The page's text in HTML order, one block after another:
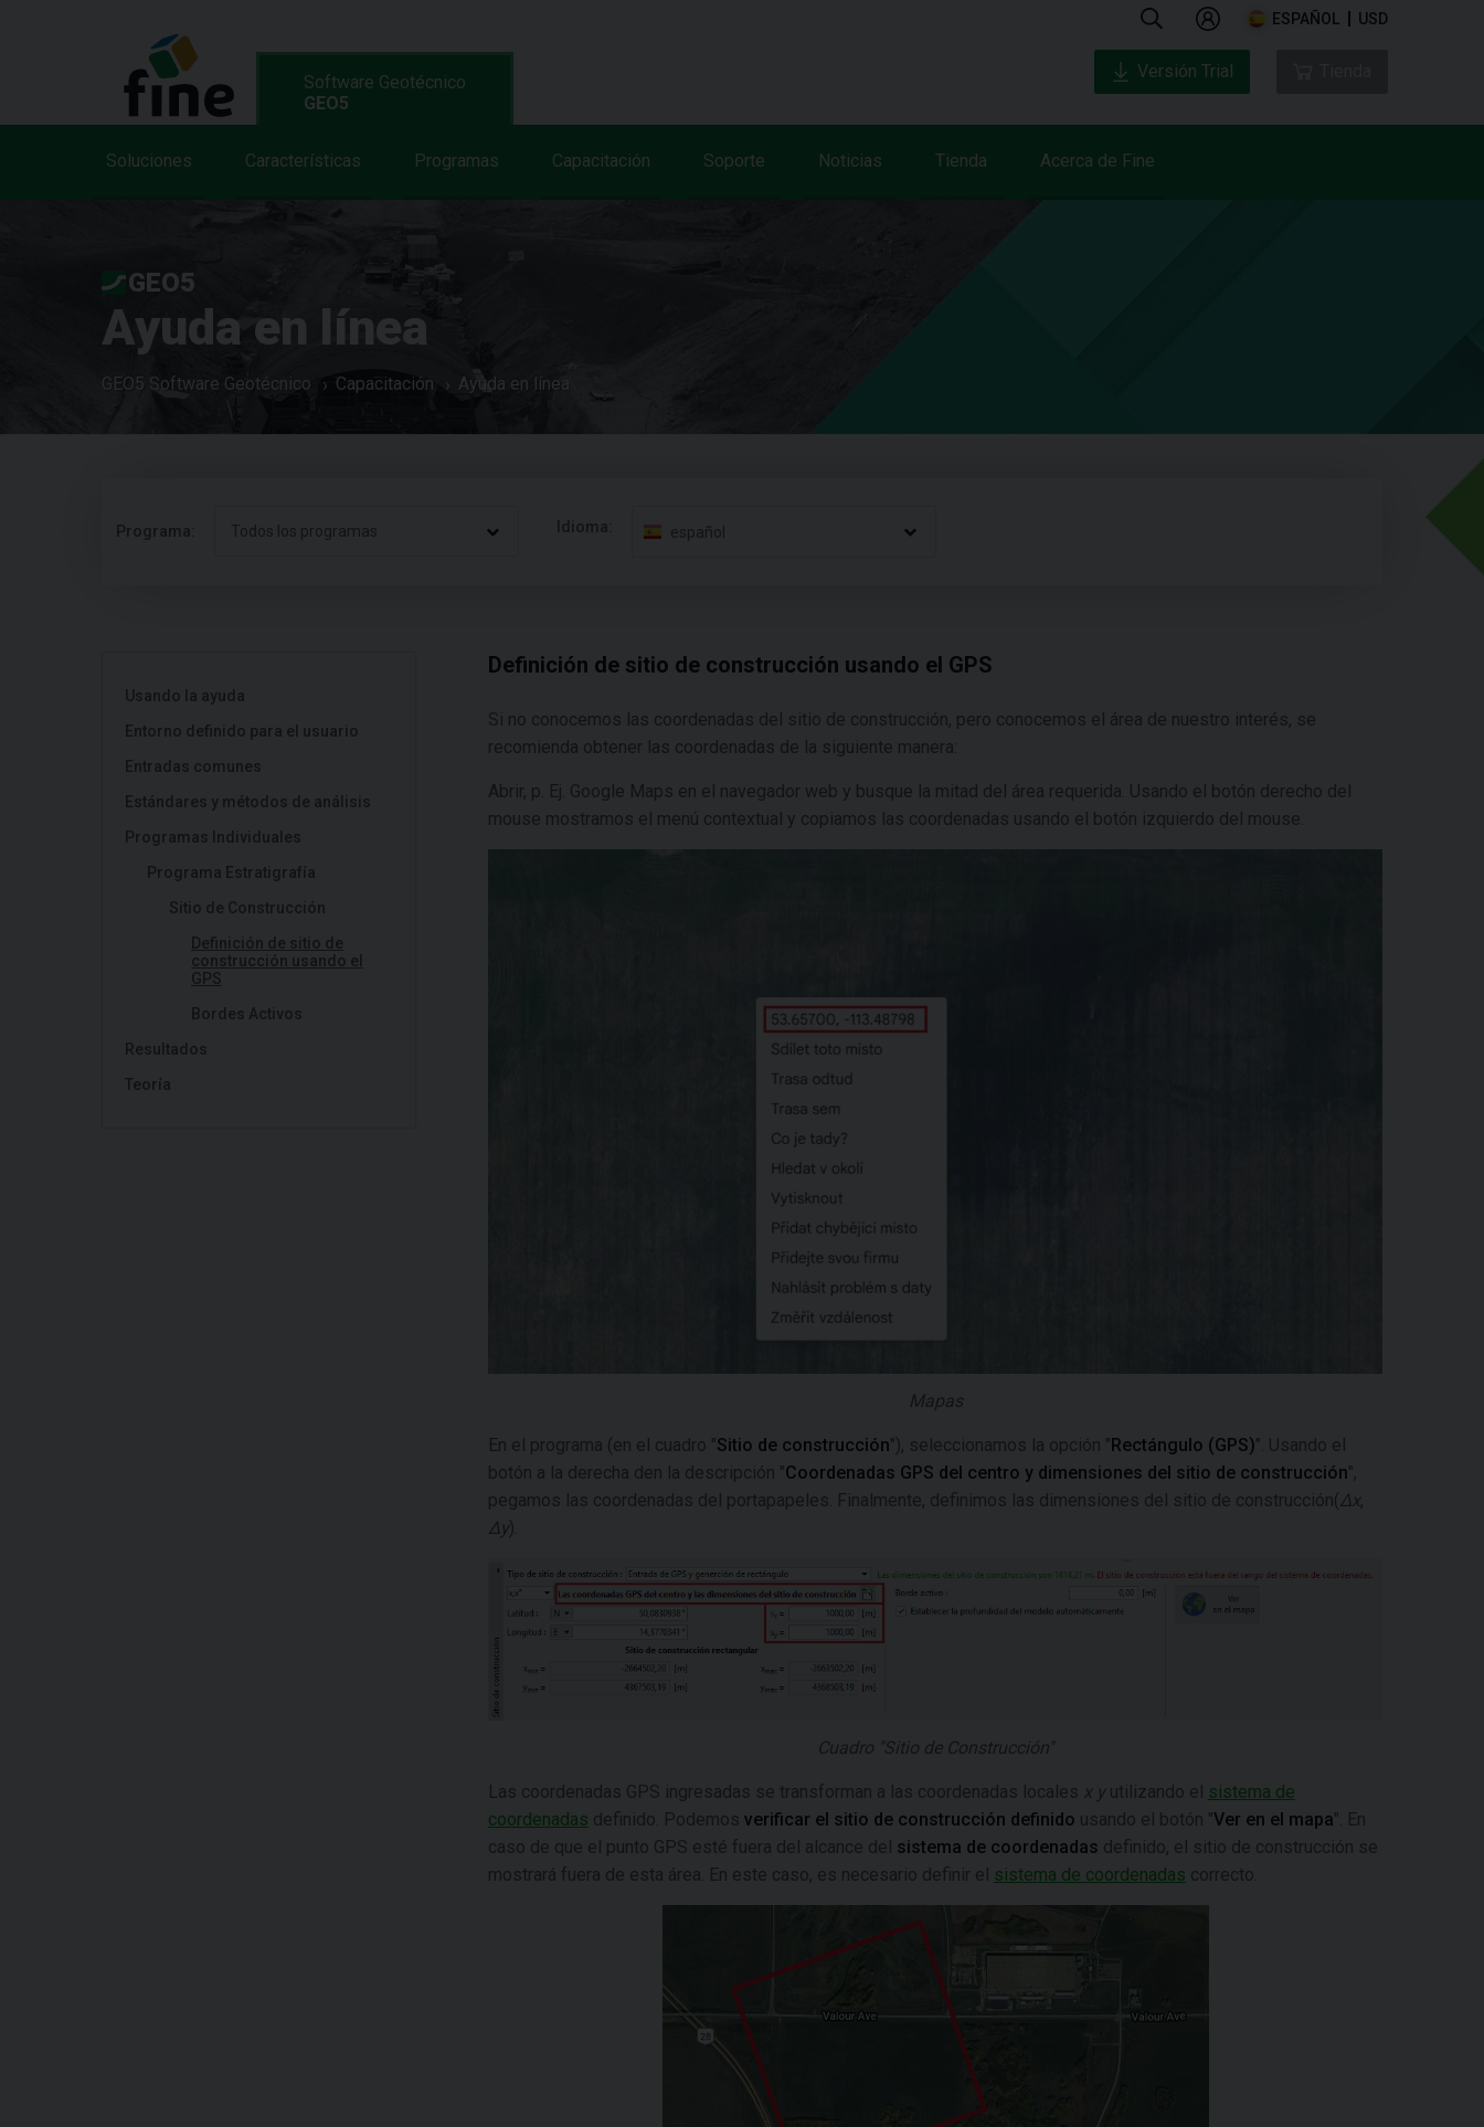
ESPAÑOL USD
Software Geotécnico
GEO5
Soluciones Características Programas Capacitación Soporte Noticias Tienda Acerca de Fine
Versión Trial
GEO5
Ayuda en línea
GEO5 Software Geotécnico Capacitación Ayuda en línea
Programa: Todos los programas Idioma: español
Usando la ayuda
Entorno definido para el usuario
Entradas comunes
Estándares y métodos de análisis
Programas Individuales
Programa Estratigrafía
Sitio de Construcción
Definición de sitio de
construcción usando el
GPS
Bordes Activos
Resultados
Teoría
Definición de sitio de construcción usando el GPS
Si no conocemos las coordenadas del sitio de construcción, pero conocemos el área de nuestro interés, se
recomienda obtener las coordenadas de la siguiente manera:
Abrir, p. Ej. Google Maps en el navegador web y busque la mitad del área requerida. Usando el botón derecho del
mouse mostramos el menú contextual y copiamos las coordenadas usando el botón izquierdo del mouse.
Mapas
En el programa (en el cuadro "Sitio de construcción"), seleccionamos la opción "Rectángulo (GPS)". Usando el
botón a la derecha den la descripción "Coordenadas GPS del centro y dimensiones del sitio de construcción",
pegamos las coordenadas del portapapeles. Finalmente, definimos las dimensiones del sitio de construcción( Δx,
Δy).
Cuadro "Sitio de Construcción"
Las coordenadas GPS ingresadas se transforman a las coordenadas locales x y utilizando el sistema de
coordenadas definido. Podemos verificar el sitio de construcción definido usando el botón "Ver en el mapa". En
caso de que el punto GPS esté fuera del alcance del sistema de coordenadas definido, el sitio de construcción se
mostrará fuera de esta área. En este caso, es necesario definir el sistema de coordenadas correcto.